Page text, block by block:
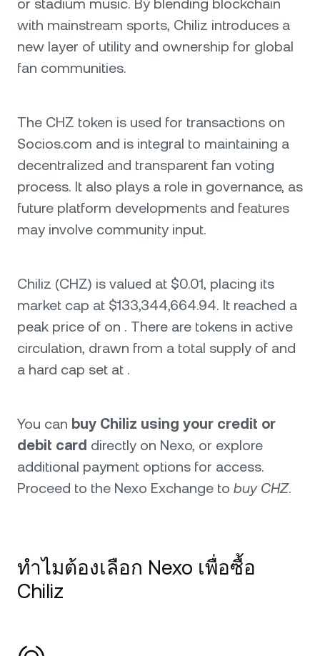
or stadium music. By blending blockchain
with mainstream sports, Chiliz introduces a
new layer of utility and ownership for global
fan communities.
The CHZ token is used for transactions on
Socios.com and is integral to maintaining a
decentralized and transparent fan voting
process. It also plays a role in governance, as
future platform developments and features
may involve community input.
Chiliz (CHZ) is valued at $0.01, placing its
market cap at $133,344,664.94. It reached a
peak price of on . There are tokens in active
circulation, drawn from a total supply of and
a hard cap set at .
You can buy Chiliz using your credit or
debit card directly on Nexo, or explore
additional payment options for access.
Proceed to the Nexo Exchange to buy CHZ.
ทำไมต้องเลือก Nexo เพื่อซื้อ
Chiliz